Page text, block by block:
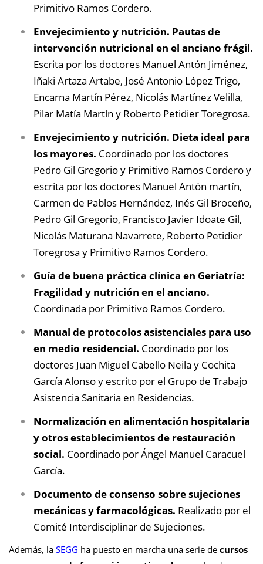
Primitivo Ramos Cordero.
Envejecimiento y nutrición. Pautas de
intervención nutricional en el anciano frágil.
Escrita por los doctores Manuel Antón Jiménez,
Iñaki Artaza Artabe, José Antonio López Trigo,
Encarna Martín Pérez, Nicolás Martínez Velilla,
Pilar Matía Martín y Roberto Petidier Toregrosa.
Envejecimiento y nutrición. Dieta ideal para
los mayores. Coordinado por los doctores
Pedro Gil Gregorio y Primitivo Ramos Cordero y
escrita por los doctores Manuel Antón martín,
Carmen de Pablos Hernández, Inés Gil Broceño,
Pedro Gil Gregorio, Francisco Javier Idoate Gil,
Nicolás Maturana Navarrete, Roberto Petidier
Toregrosa y Primitivo Ramos Cordero.
Guía de buena práctica clínica en Geriatría:
Fragilidad y nutrición en el anciano.
Coordinada por Primitivo Ramos Cordero.
Manual de protocolos asistenciales para uso
en medio residencial. Coordinado por los
doctores Juan Miguel Cabello Neila y Cochita
García Alonso y escrito por el Grupo de Trabajo
Asistencia Sanitaria en Residencias.
Normalización en alimentación hospitalaria
y otros establecimientos de restauración
social. Coordinado por Ángel Manuel Caracuel
García.
Documento de consenso sobre sujeciones
mecánicas y farmacológicas. Realizado por el
Comité Interdisciplinar de Sujeciones.
Además, la SEGG ha puesto en marcha una serie de cursos